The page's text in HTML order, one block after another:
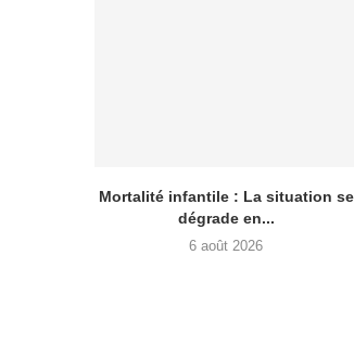
Mortalité infantile : La situation se
dégrade en...
6 août 2026